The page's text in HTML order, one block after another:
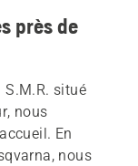
près de
S.M.R. situé
nous
En
nous